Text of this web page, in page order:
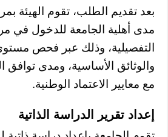
بعد تقديم الطلب، تقوم الهيئة
مدى أهلية الجامعة للدخول في
التفصيلية، وذلك عبر فحص
والوثائق الأساسية، ومدى توافق
مع معايير الاعتماد الوطنية.
إعداد تقرير الدراسة الذاتية